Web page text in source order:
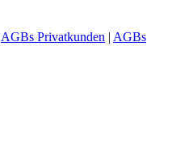
AGBs Privatkunden | AGBs